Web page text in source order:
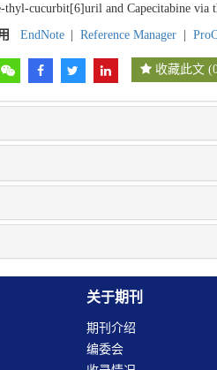
thyl-cucurbit[6]uril and Capecitabine via
EndNote Reference Manager
收藏此文 (
关于期刊
期刊介绍
编委会